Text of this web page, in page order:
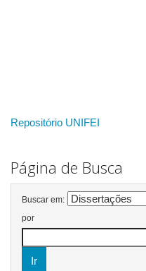
Repositório UNIFEI
Página de Busca
Buscar em:
por